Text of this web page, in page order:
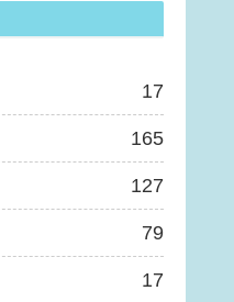
17
165
127
79
17